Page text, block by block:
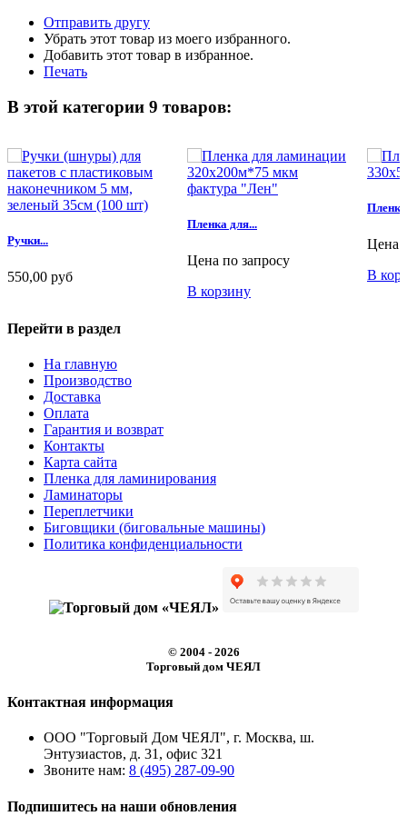
Отправить другу
Убрать этот товар из моего избранного.
Добавить этот товар в избранное.
Печать
В этой категории 9 товаров:
Ручки...
550,00 руб
Пленка для...
Цена по запросу
В корзину
Цена
В
Перейти в раздел
На главную
Производство
Доставка
Оплата
Гарантия и возврат
Контакты
Карта сайта
Пленка для ламинирования
Ламинаторы
Переплетчики
Биговщики (биговальные машины)
Политика конфиденциальности
© 2004 - 2026
Торговый дом ЧЕЯЛ
Контактная информация
ООО "Торговый Дом ЧЕЯЛ", г. Москва, ш.
Энтузиастов, д. 31, офис 321
Звоните нам: 8 (495) 287-09-90
Подпишитесь на наши обновления